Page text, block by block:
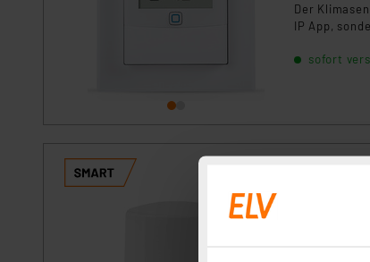
Der
IP App,
sofort